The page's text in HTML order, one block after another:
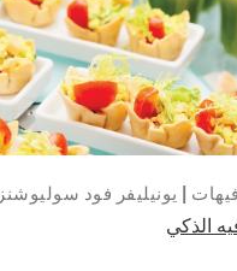
| يونيليفر فود سوليوشنز
الذكي